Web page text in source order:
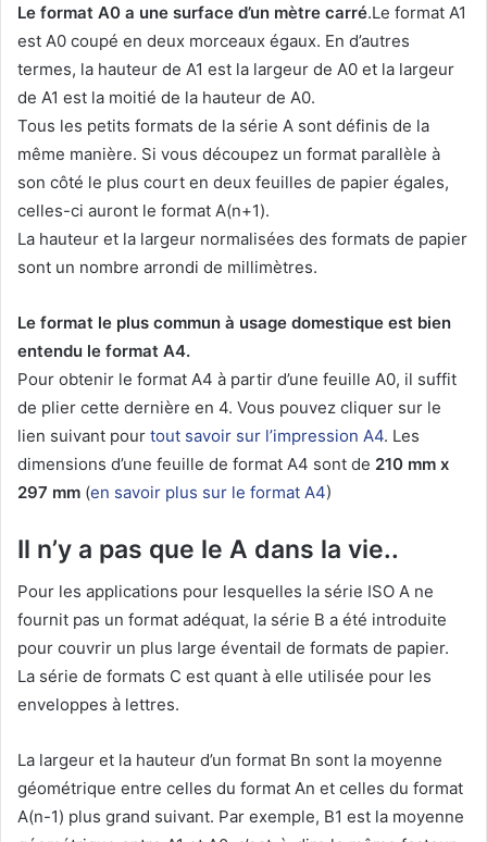
Le format A0 a une surface d’un mètre carré.Le format A1
est A0 coupé en deux morceaux égaux. En d’autres
termes, la hauteur de A1 est la largeur de A0 et la largeur
de A1 est la moitié de la hauteur de A0.
Tous les petits formats de la série A sont définis de la
même manière. Si vous découpez un format parallèle à
son côté le plus court en deux feuilles de papier égales,
celles-ci auront le format A(n+1).
La hauteur et la largeur normalisées des formats de papier
sont un nombre arrondi de millimètres.
Le format le plus commun à usage domestique est bien
entendu le format A4.
Pour obtenir le format A4 à partir d’une feuille A0, il suffit
de plier cette dernière en 4. Vous pouvez cliquer sur le
lien suivant pour tout savoir sur l’impression A4. Les
dimensions d’une feuille de format A4 sont de 210 mm x
297 mm (en savoir plus sur le format A4)
Il n’y a pas que le A dans la vie..
Pour les applications pour lesquelles la série ISO A ne
fournit pas un format adéquat, la série B a été introduite
pour couvrir un plus large éventail de formats de papier.
La série de formats C est quant à elle utilisée pour les
enveloppes à lettres.
La largeur et la hauteur d’un format Bn sont la moyenne
géométrique entre celles du format An et celles du format
A(n-1) plus grand suivant. Par exemple, B1 est la moyenne